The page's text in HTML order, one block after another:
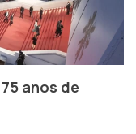
anos de